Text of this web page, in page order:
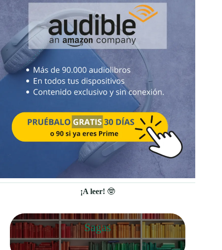
¡A leer! 🤓
Sagas